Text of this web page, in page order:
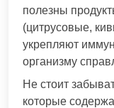
полезны
(цитрусовые,
укрепляют
организму
Не стоит
которые